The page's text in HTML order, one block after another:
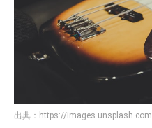
出典： https://images.unsplash.com